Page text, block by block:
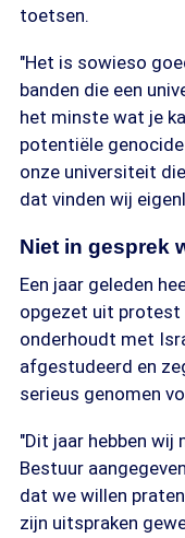
toetsen.
"Het is sowieso
banden die een
het minste wat je
potentiële
onze universiteit
dat vinden wij
Niet in gesprek
Een jaar geleden
opgezet uit protest
onderhoudt met
afgestudeerd en
serieus genomen
"Dit jaar hebben wij
Bestuur
dat we willen
zijn uitspraken